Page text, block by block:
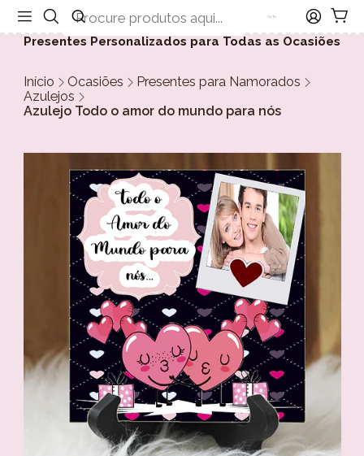
Presentes Personalizados para Todas as Ocasiões
Início Ocasiões
Presentes para Namorados
Azulejos
Azulejo Todo o amor do mundo para nós